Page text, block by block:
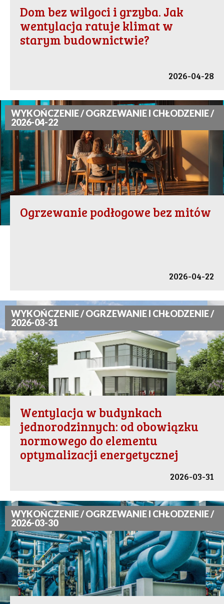
Dom bez wilgoci i grzyba. Jak
wentylacja ratuje klimat w
starym budownictwie?
2026-04-28
WYKOŃCZENIE / OGRZEWANIE I CHŁODZENIE /
2026-04-22
Ogrzewanie podłogowe bez mitów
2026-04-22
WYKOŃCZENIE / OGRZEWANIE I CHŁODZENIE /
2026-03-31
Wentylacja w budynkach
jednorodzinnych: od obowiązku
normowego do elementu
optymalizacji energetycznej
2026-03-31
WYKOŃCZENIE / OGRZEWANIE I CHŁODZENIE /
2026-03-30